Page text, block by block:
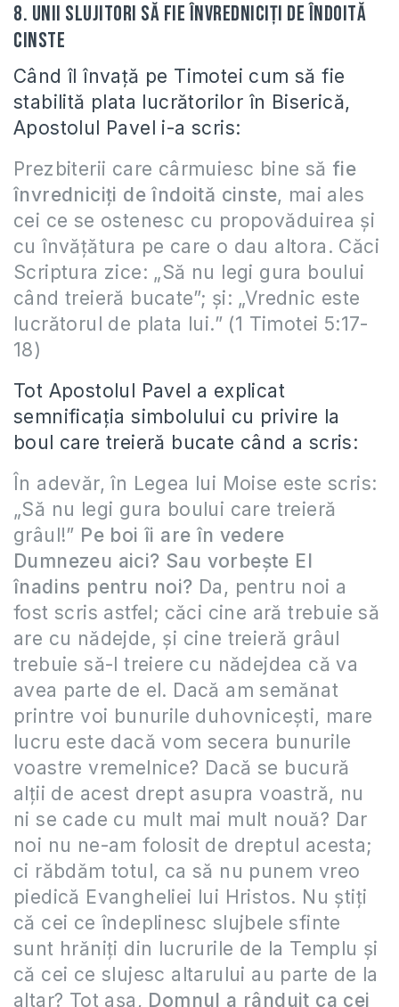
8. Unii slujitori să fie învredniciţi de îndoită
cinste
Când îl învaţă pe Timotei cum să fie
stabilită plata lucrătorilor în Biserică,
Apostolul Pavel i-a scris:
Prezbiterii care cârmuiesc bine să fie
învredniciţi de îndoită cinste, mai ales
cei ce se ostenesc cu propovăduirea şi
cu învăţătura pe care o dau altora. Căci
Scriptura zice: „Să nu legi gura boului
când treieră bucate”; şi: „Vrednic este
lucrătorul de plata lui.” (1 Timotei 5:17-
18)
Tot Apostolul Pavel a explicat
semnificaţia simbolului cu privire la
boul care treieră bucate când a scris:
În adevăr, în Legea lui Moise este scris:
„Să nu legi gura boului care treieră
grâul!” Pe boi îi are în vedere
Dumnezeu aici? Sau vorbeşte El
înadins pentru noi? Da, pentru noi a
fost scris astfel; căci cine ară trebuie să
are cu nădejde, şi cine treieră grâul
trebuie să-l treiere cu nădejdea că va
avea parte de el. Dacă am semănat
printre voi bunurile duhovniceşti, mare
lucru este dacă vom secera bunurile
voastre vremelnice? Dacă se bucură
alţii de acest drept asupra voastră, nu
ni se cade cu mult mai mult nouă? Dar
noi nu ne-am folosit de dreptul acesta;
ci răbdăm totul, ca să nu punem vreo
piedică Evangheliei lui Hristos. Nu ştiţi
că cei ce îndeplinesc slujbele sfinte
sunt hrăniţi din lucrurile de la Templu şi
că cei ce slujesc altarului au parte de la
altar? Tot aşa, Domnul a rânduit ca cei